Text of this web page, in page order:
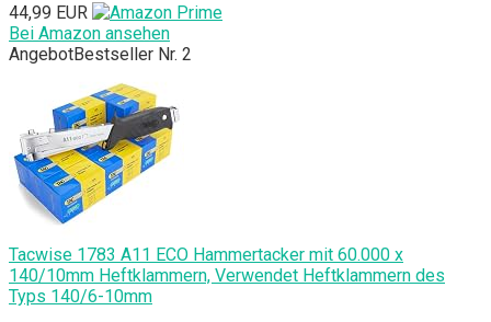
44,99 EUR
Bei Amazon ansehen
AngebotBestseller Nr. 2
Tacwise 1783 A11 ECO Hammertacker mit 60.000 x
140/10mm Heftklammern, Verwendet Heftklammern des
Typs 140/6-10mm